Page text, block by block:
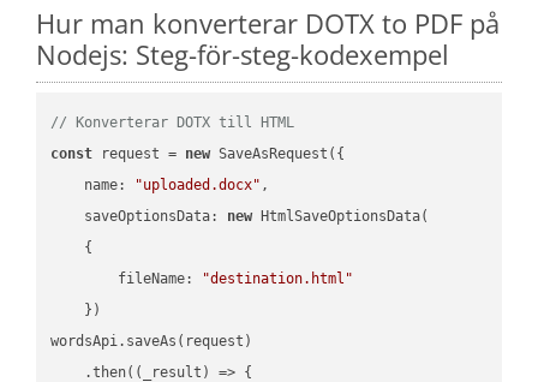
Hur man konverterar DOTX to PDF på
Nodejs: Steg-för-steg-kodexempel
// Konverterar DOTX till HTML
const request = new SaveAsRequest({
name: "uploaded.docx" ,
saveOptionsData: new HtmlSaveOptionsData(
    {
fileName:
"destination.html"
    })
wordsApi.saveAs(request)
    .then(
( _result ) => {